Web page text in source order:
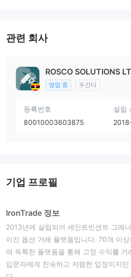
관련 회사
ROSCO SOLUTIONS
영업 중 우간다
등록번호
80010003603875
설립
기업 프로필
IronTrade 정보
2013년에 설립되어 세인트빈센트 그레
이진 옵션 거래 플랫폼입니다. 70개 이
며 독특한 플랫폼을 통해 고정 수익률
입문자에게 친숙하고 저렴한 입장이지